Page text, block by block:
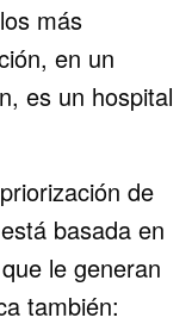
más
en un
es un hospital
de
basada en
le generan
también: